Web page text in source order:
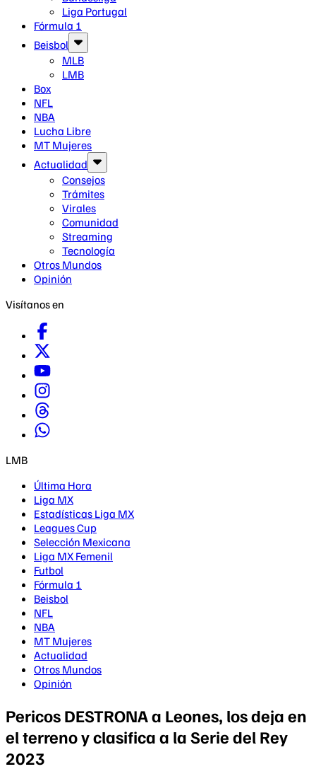
Liga Portugal
Fórmula 1
Beisbol
MLB
LMB
Box
NFL
NBA
Lucha Libre
MT Mujeres
Actualidad
Consejos
Trámites
Virales
Comunidad
Streaming
Tecnología
Otros Mundos
Opinión
Visítanos en
LMB
Última Hora
Liga MX
Estadísticas Liga MX
Leagues Cup
Selección Mexicana
Liga MX Femenil
Futbol
Fórmula 1
Beisbol
NFL
NBA
MT Mujeres
Actualidad
Otros Mundos
Opinión
Pericos DESTRONA a Leones, los deja en
el terreno y clasifica a la Serie del Rey
2023